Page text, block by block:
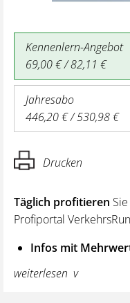
Kennenlern-Angebot
69,00 € / 82,11 €
Jahresabo
446,20 € / 530,98 €
Drucken
Täglich profitieren
Profiportal
Infos mit
und
wie z. B. bei den
weiterlesen